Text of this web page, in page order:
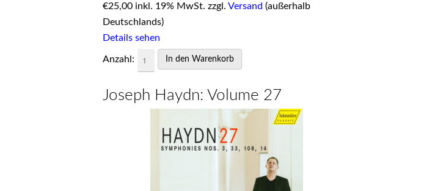
€25,00 inkl. 19% MwSt. zzgl. Versand (außerhalb
Deutschlands)
Details sehen
Anzahl:
Joseph Haydn: Volume 27